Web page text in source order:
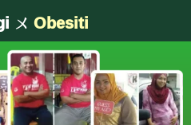
Kolestrol Jahat